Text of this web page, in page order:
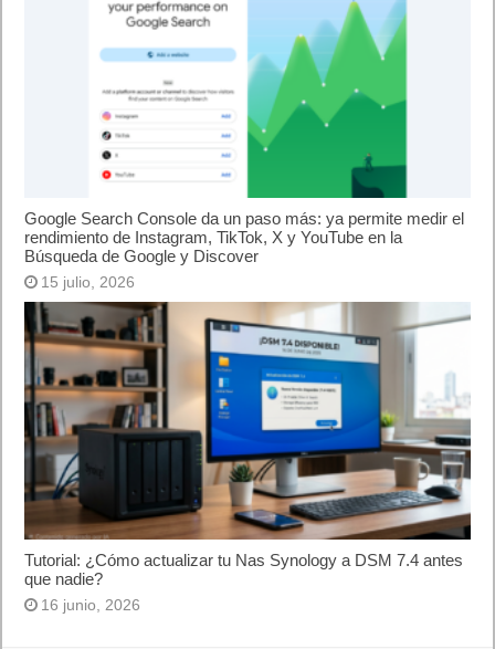
Google Search Console da un paso más: ya permite medir el
rendimiento de Instagram, TikTok, X y YouTube en la
Búsqueda de Google y Discover
15 julio, 2026
Tutorial: ¿Cómo actualizar tu Nas Synology a DSM 7.4 antes
que nadie?
16 junio, 2026